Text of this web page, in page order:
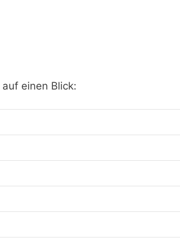
auf einen Blick: